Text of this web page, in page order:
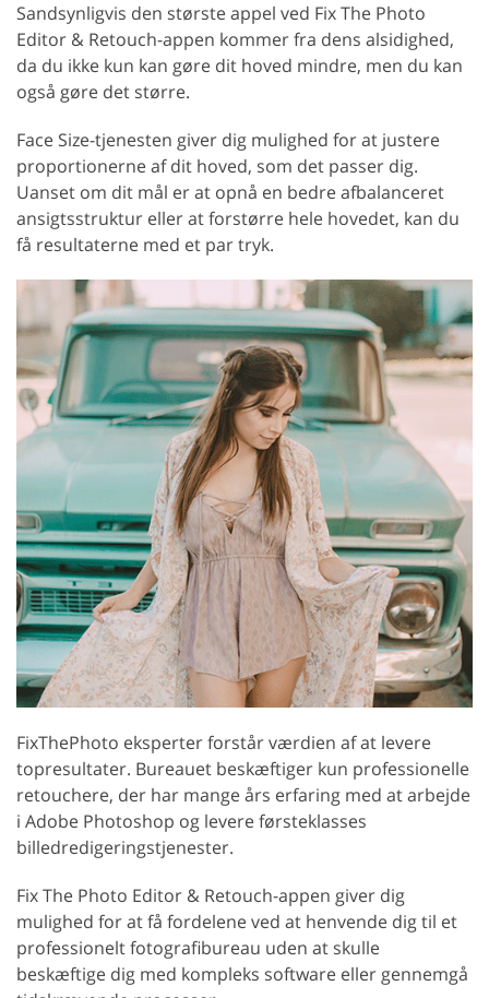
Sandsynligvis den største appel ved Fix The Photo
Editor & Retouch-appen kommer fra dens alsidighed,
da du ikke kun kan gøre dit hoved mindre, men du kan
også gøre det større.
Face Size-tjenesten giver dig mulighed for at justere
proportionerne af dit hoved, som det passer dig.
Uanset om dit mål er at opnå en bedre afbalanceret
ansigtsstruktur eller at forstørre hele hovedet, kan du
få resultaterne med et par tryk.
FixThePhoto eksperter forstår værdien af at levere
topresultater. Bureauet beskæftiger kun professionelle
retouchere, der har mange års erfaring med at arbejde
i Adobe Photoshop og levere førsteklasses
billedredigeringstjenester.
Fix The Photo Editor & Retouch-appen giver dig
mulighed for at få fordelene ved at henvende dig til et
professionelt fotografibureau uden at skulle
beskæftige dig med kompleks software eller gennemgå